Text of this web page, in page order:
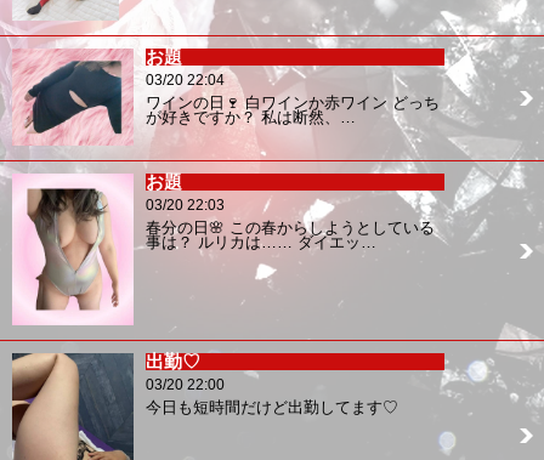
お題
03/20 22:04
ワインの日🍷 白ワインか赤ワイン どっち
が好きですか？ 私は断然、…
お題
03/20 22:03
春分の日🌸 この春からしようとしている
事は？ ルリカは…… ダイエッ…
出勤♡
03/20 22:00
今日も短時間だけど出勤してます♡